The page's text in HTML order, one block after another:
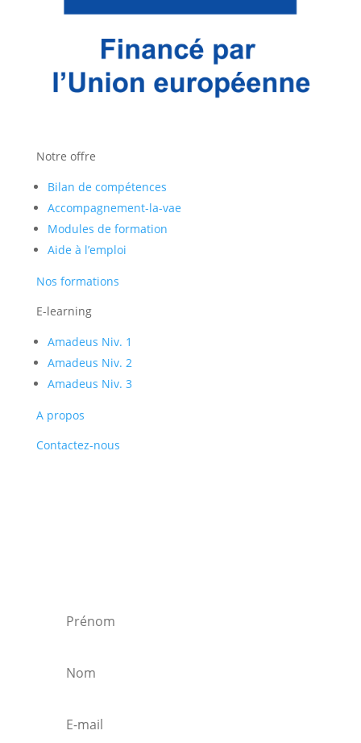
Notre offre
Bilan de compétences
Accompagnement-la-vae
Modules de formation
Aide à l’emploi
Nos formations
E-learning
Amadeus Niv. 1
Amadeus Niv. 2
Amadeus Niv. 3
A propos
Contactez-nous